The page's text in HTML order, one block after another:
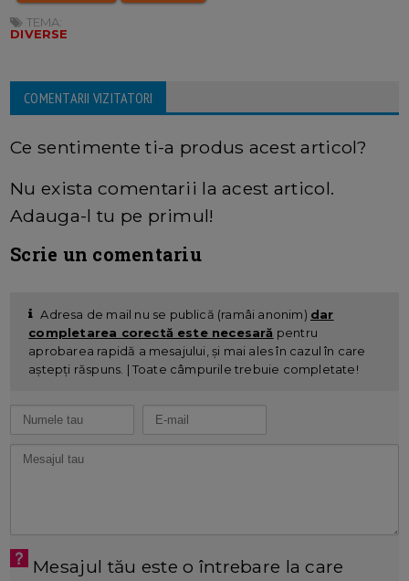
TEMA:
DIVERSE
COMENTARII VIZITATORI
Ce sentimente ti-a produs acest articol?
Nu exista comentarii la acest articol.
Adauga-l tu pe primul!
Scrie un comentariu
Adresa de mail nu se publică (ramâi anonim) dar
completarea corectă este necesară pentru
aprobarea rapidă a mesajului, și mai ales în cazul în care
aștepți răspuns. | Toate câmpurile trebuie completate!
Mesajul tău este o întrebare la care